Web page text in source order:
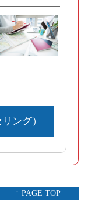
ング）
↑ PAGE TOP